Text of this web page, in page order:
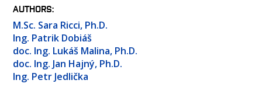
PEOPLE
LABORATORIES
MEDIA
CONTACT
AUTHORS
M.Sc. Sara Ricci, Ph.D.
Ing. Patrik Dobiáš
doc. Ing. Lukáš Malina, Ph.D.
doc. Ing. Jan Hajný, Ph.D.
Ing. Petr Jedlička